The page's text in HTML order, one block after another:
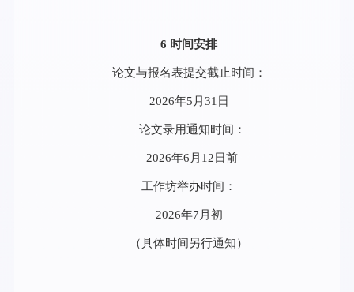
6 时间安排
论文与报名表提交截止时间：
2026年5月31日
论文录用通知时间：
2026年6月12日前
工作坊举办时间：
2026年7月初
（具体时间另行通知）